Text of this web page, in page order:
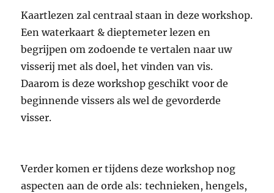
Kaartlezen zal centraal staan in deze workshop.
Een waterkaart & dieptemeter lezen en
begrijpen om zodoende te vertalen naar uw
visserij met als doel, het vinden van vis.
Daarom is deze workshop geschikt voor de
beginnende vissers als wel de gevorderde
visser.
Verder komen er tijdens deze workshop nog
aspecten aan de orde als: technieken, hengels,